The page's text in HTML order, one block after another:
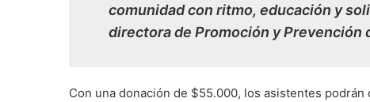
comunidad con ritmo, educación y
directora de Promoción y Prevención
Con una donación de $55.000, los asistentes